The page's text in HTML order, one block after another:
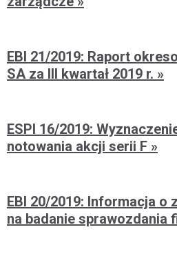
EBI 21/2019: Raport
SA za III kwartał 2019 r.
ESPI 16/2019:
notowania akcji serii F
EBI 20/2019: Informacja o
na badanie sprawozdania